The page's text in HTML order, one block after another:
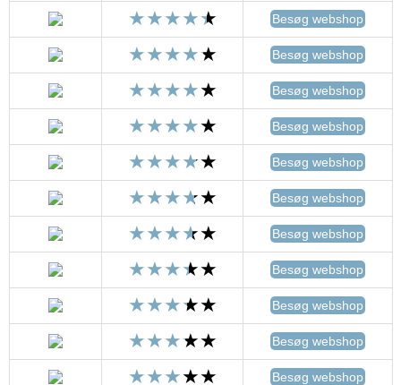
Besøg webshop
Besøg webshop
Besøg webshop
Besøg webshop
Besøg webshop
Besøg webshop
Besøg webshop
Besøg webshop
Besøg webshop
Besøg webshop
Besøg webshop